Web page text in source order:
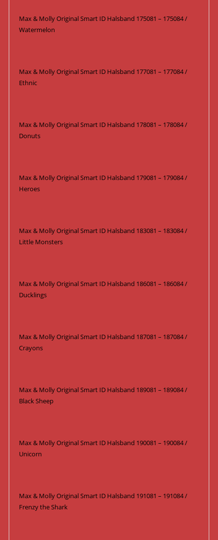
Max & Molly Original Smart ID Halsband 175081 – 175084 /
Watermelon
Max & Molly Original Smart ID Halsband 177081 – 177084 /
Ethnic
Max & Molly Original Smart ID Halsband 178081 – 178084 /
Donuts
Max & Molly Original Smart ID Halsband 179081 – 179084 /
Heroes
Max & Molly Original Smart ID Halsband 183081 – 183084 /
Little Monsters
Max & Molly Original Smart ID Halsband 186081 – 186084 /
Ducklings
Max & Molly Original Smart ID Halsband 187081 – 187084 /
Crayons
Max & Molly Original Smart ID Halsband 189081 – 189084 /
Black Sheep
Max & Molly Original Smart ID Halsband 190081 – 190084 /
Unicorn
Max & Molly Original Smart ID Halsband 191081 – 191084 /
Frenzy the Shark